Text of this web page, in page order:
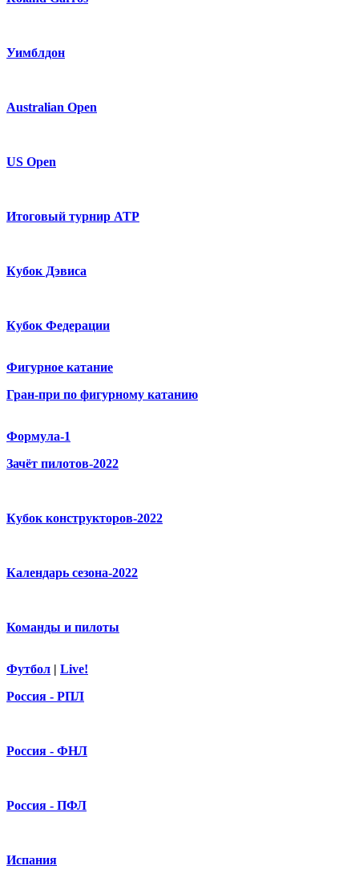
Уимблдон
Australian Open
US Open
Итоговый турнир ATP
Кубок Дэвиса
Кубок Федерации
Фигурное катание
Гран-при по фигурному катанию
Формула-1
Зачёт пилотов-2022
Кубок конструкторов-2022
Календарь сезона-2022
Команды и пилоты
Футбол | Live!
Россия - РПЛ
Россия - ФНЛ
Россия - ПФЛ
Испания